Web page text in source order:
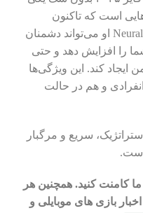
است که تاکنون
معرفی شده است. توانایی Neural Surge او می‌تواند دشمنان
را افزایش دهد و حتی
ایجاد کند. این ویژگی‌ها
و هم در حالت
سریع و مرگبار
کامنت کنید. همچنین هر
بازی های موبایلی و